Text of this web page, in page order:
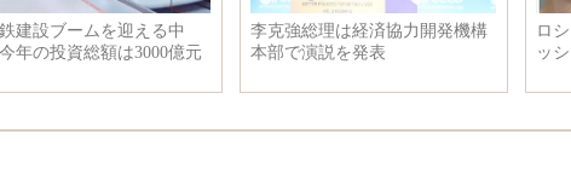
日本43歳の美魔女中川祐子 気象
キャスターへ
抗戦時期の上海での慰安所分布
図が公開